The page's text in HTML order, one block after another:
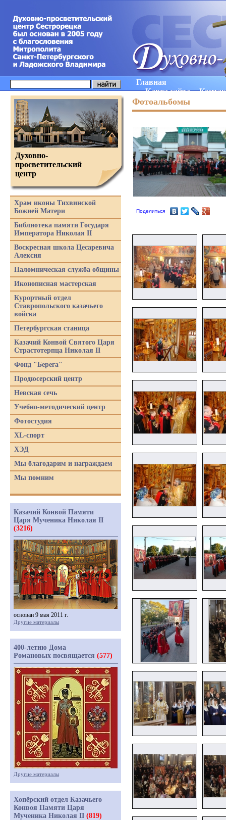
Главная
Карта сайта
Фотоальбомы
Поделиться
Духовно-
просветительский
центр
Храм иконы Тихвинской
Божией Матери
Библиотека памяти Государя
Императора Николая II
Воскресная школа Цесаревича
Алексия
Паломническая служба общины
Иконописная мастерская
Курортный отдел
Ставропольского казачьего
войска
Петербургская станица
Казачий Конвой Святого Царя
Страстотерпца Николая II
Фонд "Берега"
Продюсерский центр
Невская сечь
Учебно-методический центр
Фотостудия
XL-спорт
ХЭД
Мы благодарим и награждаем
Мы помним
Казачий Конвой Памяти
Царя Мученика Николая II
(3216)
основан 9 мая 2011 г.
Другие материалы
400-летию Дома
Романовых посвящается (577)
Другие материалы
Хопёрский отдел Казачьего
Конвоя Памяти Царя
Мученика Николая II (819)